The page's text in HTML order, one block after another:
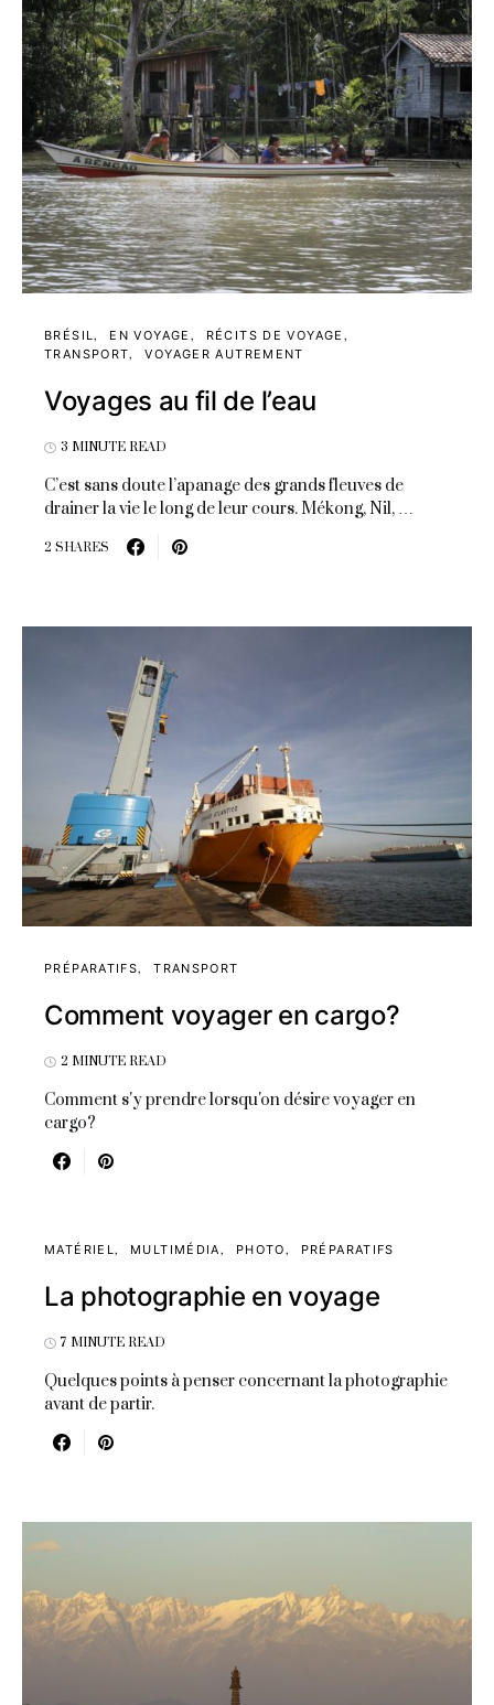
BRÉSIL EN VOYAGE
RÉCITS DE VOYAGE
TRANSPORT
VOYAGER AUTREMENT
Voyages au fil de l’eau
3 MINUTE READ
C’est sans doute l’apanage des grands fleuves de
drainer la vie le long de leur cours. Mékong, Nil, …
2 SHARES
PRÉPARATIFS TRANSPORT
Comment voyager en cargo?
2 MINUTE READ
Comment s'y prendre lorsqu'on désire voyager en
cargo?
MATÉRIEL MULTIMÉDIA PHOTO PRÉPARATIFS
La photographie en voyage
7 MINUTE READ
Quelques points à penser concernant la photographie
avant de partir.